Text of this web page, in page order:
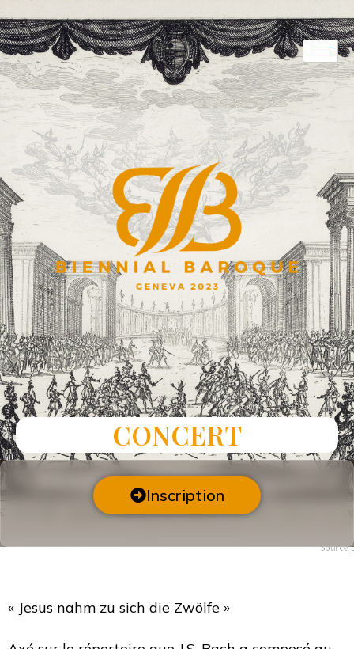
CONCERT
Inscription
« Jesus nahm zu sich die Zwölfe »